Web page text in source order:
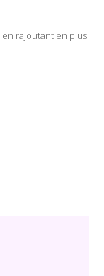
rajoutant en plus